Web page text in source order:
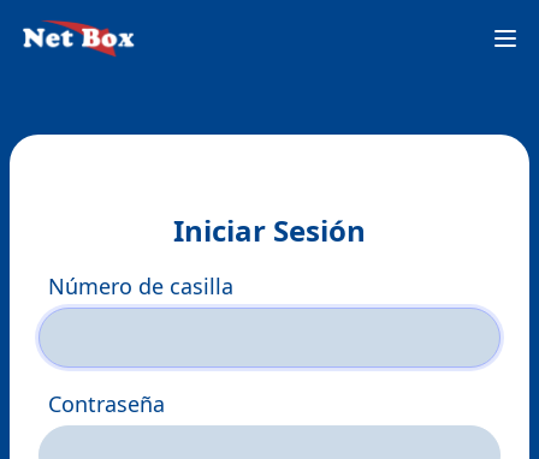
Iniciar Sesión
Número de casilla
Contraseña